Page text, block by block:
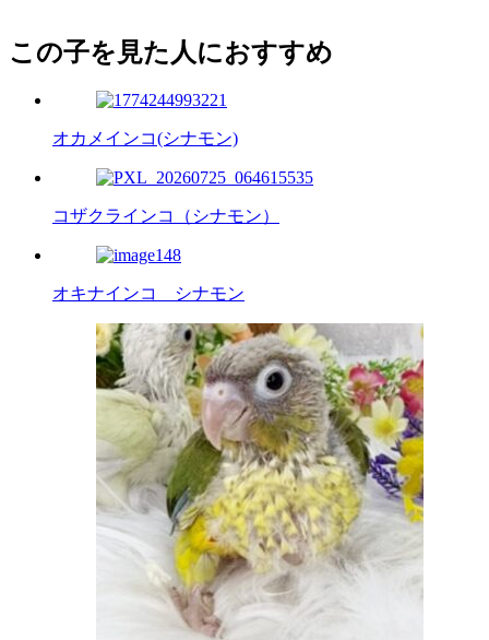
この子を見た人におすすめ
オカメインコ(シナモン)
コザクラインコ（シナモン）
オキナインコ シナモン